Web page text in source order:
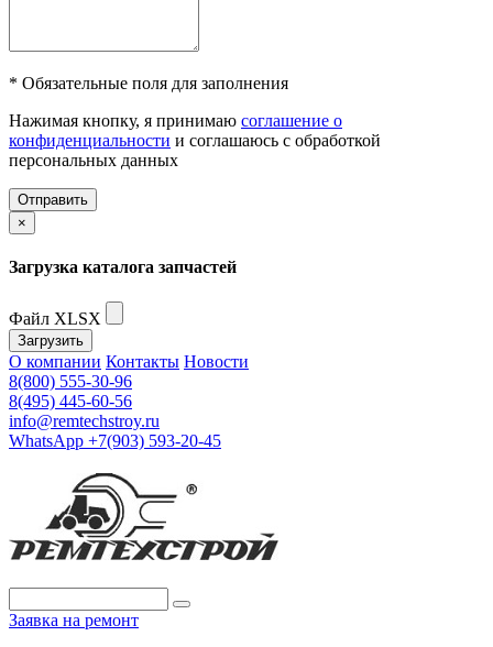
* Обязательные поля для заполнения
Нажимая кнопку, я принимаю соглашение о
конфиденциальности и соглашаюсь с обработкой
персональных данных
Отправить
×
Загрузка каталога запчастей
Файл XLSX
Загрузить
О компании Контакты Новости
8(800) 555-30-96
8(495) 445-60-56
info@remtechstroy.ru
WhatsApp +7(903) 593-20-45
Заявка на ремонт